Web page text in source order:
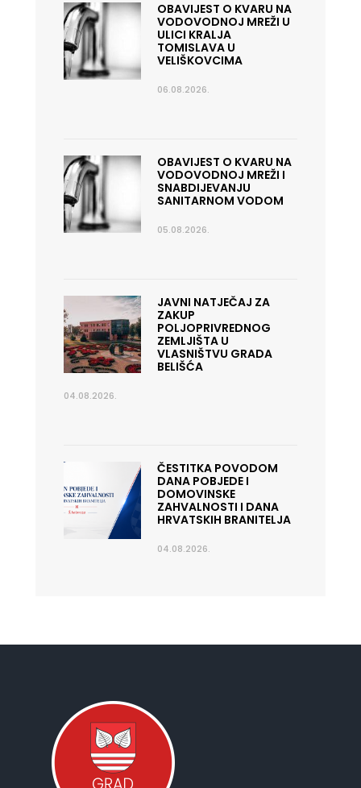
OBAVIJEST O KVARU NA
VODOVODNOJ MREŽI U
ULICI KRALJA
TOMISLAVA U
VELIŠKOVCIMA
06.08.2026.
OBAVIJEST O KVARU NA
VODOVODNOJ MREŽI I
SNABDIJEVANJU
SANITARNOM VODOM
05.08.2026.
JAVNI NATJEČAJ ZA
ZAKUP
POLJOPRIVREDNOG
ZEMLJIŠTA U
VLASNIŠTVU GRADA
BELIŠĆA
04.08.2026.
ČESTITKA POVODOM
DANA POBJEDE I
DOMOVINSKE
ZAHVALNOSTI I DANA
HRVATSKIH BRANITELJA
04.08.2026.